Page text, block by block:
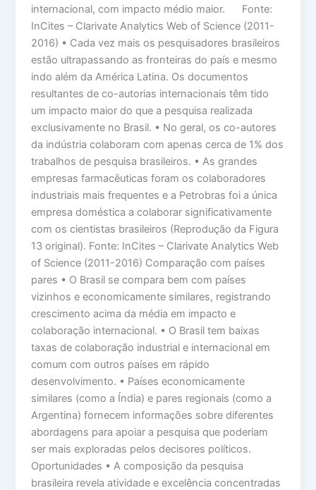
internacional, com impacto médio maior. Fonte:
InCites – Clarivate Analytics Web of Science (2011-
2016) • Cada vez mais os pesquisadores brasileiros
estão ultrapassando as fronteiras do país e mesmo
indo além da América Latina. Os documentos
resultantes de co-autorias internacionais têm tido
um impacto maior do que a pesquisa realizada
exclusivamente no Brasil. • No geral, os co-autores
da indústria colaboram com apenas cerca de 1% dos
trabalhos de pesquisa brasileiros. • As grandes
empresas farmacêuticas foram os colaboradores
industriais mais frequentes e a Petrobras foi a única
empresa doméstica a colaborar significativamente
com os cientistas brasileiros (Reprodução da Figura
13 original). Fonte: InCites – Clarivate Analytics Web
of Science (2011-2016) Comparação com países
pares • O Brasil se compara bem com países
vizinhos e economicamente similares, registrando
crescimento acima da média em impacto e
colaboração internacional. • O Brasil tem baixas
taxas de colaboração industrial e internacional em
comum com outros países em rápido
desenvolvimento. • Países economicamente
similares (como a Índia) e pares regionais (como a
Argentina) fornecem informações sobre diferentes
abordagens para apoiar a pesquisa que poderiam
ser mais exploradas pelos decisores políticos.
Oportunidades • A composição da pesquisa
brasileira revela atividade e excelência concentradas